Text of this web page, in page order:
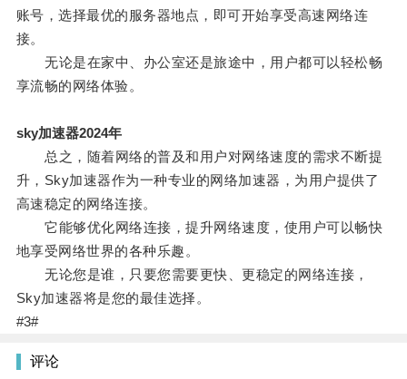
账号，选择最优的服务器地点，即可开始享受高速网络连
接。
无论是在家中、办公室还是旅途中，用户都可以轻松畅
享流畅的网络体验。
sky加速器2024年
总之，随着网络的普及和用户对网络速度的需求不断提
升，Sky加速器作为一种专业的网络加速器，为用户提供了
高速稳定的网络连接。
它能够优化网络连接，提升网络速度，使用户可以畅快
地享受网络世界的各种乐趣。
无论您是谁，只要您需要更快、更稳定的网络连接，
Sky加速器将是您的最佳选择。
#3#
评论